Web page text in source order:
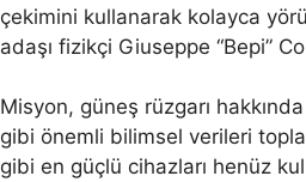
çekimini kullanarak kolayca
adaşı fizikçi Giuseppe “Bepi”
Misyon, güneş rüzgarı
gibi önemli bilimsel verileri
gibi en güçlü cihazları henüz